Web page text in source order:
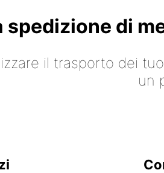
spedizione di
il trasporto dei
un